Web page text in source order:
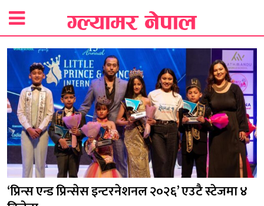
‘प्रिन्स एन्ड प्रिन्सेस इन्टरनेशनल २०२६’ एउटै स्टेजमा ४